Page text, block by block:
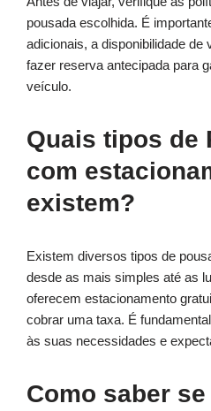
pousada escolhida. É
adicionais, a disponibilidade de
fazer reserva antecipada para
veículo.
Quais tipos de
com
existem?
Existem diversos tipos de
desde as mais simples até as
oferecem estacionamento
cobrar uma taxa. É
às suas necessidades e
Como saber